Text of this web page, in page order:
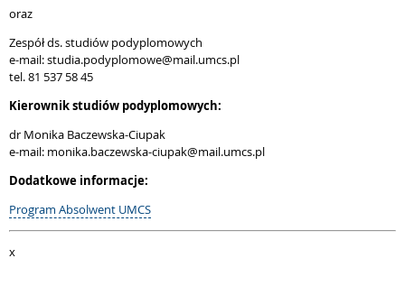
oraz
Zespół ds. studiów podyplomowych
e-mail: studia.podyplomowe@mail.umcs.pl
tel. 81 537 58 45
Kierownik studiów podyplomowych:
dr Monika Baczewska-Ciupak
e-mail: monika.baczewska-ciupak@mail.umcs.pl
Dodatkowe informacje:
Program Absolwent UMCS
x